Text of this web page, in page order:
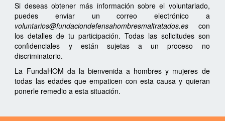
Si deseas obtener más información sobre el voluntariado,
puedes enviar un correo electrónico a
voluntarios@fundaciondefensahombresmaltratados.es
con
los detalles de tu participación. Todas las solicitudes son
confidenciales y están sujetas a un proceso no
discriminatorio.
La FundaHOM da la bienvenida a hombres y mujeres de
todas las edades que empaticen con esta causa y quieran
ponerle remedio a esta situación.